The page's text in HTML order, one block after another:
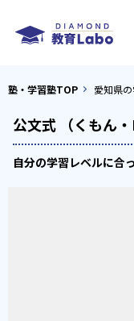
塾・学習塾TOP 愛知県
公文式 （くもん
自分の学習レベルに合